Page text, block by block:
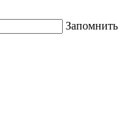
Запомнить